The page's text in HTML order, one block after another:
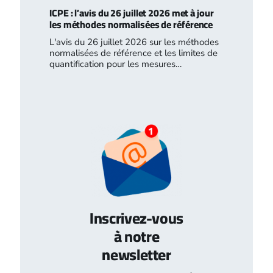
ICPE : l’avis du 26 juillet 2026 met à jour
les méthodes normalisées de référence
L'avis du 26 juillet 2026 sur les méthodes
normalisées de référence et les limites de
quantification pour les mesures…
Inscrivez-vous
à notre
newsletter